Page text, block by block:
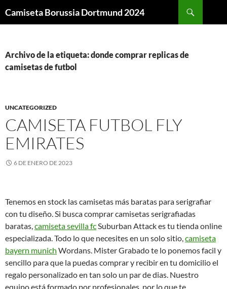
Camiseta Borussia Dortmund 2024
Archivo de la etiqueta: donde comprar replicas de
camisetas de futbol
UNCATEGORIZED
CAMISETA FUTBOL FLY
EMIRATES
6 DE ENERO DE 2023
Tenemos en stock las camisetas más baratas para serigrafiar
con tu diseño. Si busca comprar camisetas serigrafiadas
baratas,camiseta sevilla fcSuburban Attack es tu tienda online
especializada. Todo lo que necesites en un solo sitio,camiseta
bayern munich Wordans. Mister Grabado te lo ponemos facil y
sencillo para que la puedas comprar y recibir en tu domicilio el
regalo personalizado en tan solo un par de dias. Nuestro
equipo está formado por profesionales, por lo que te